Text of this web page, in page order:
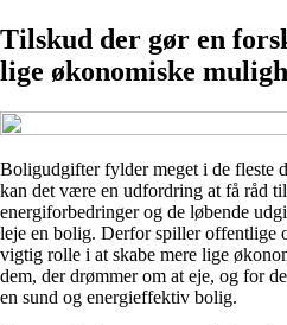
Tilskud der gør en
lige økonomiske
Boligudgifter fylder meget i de fleste
kan det være en udfordring at få råd
energiforbedringer og de løbende
leje en bolig. Derfor spiller offentlige
vigtig rolle i at skabe mere lige
dem, der drømmer om at eje, og for
en sund og energieffektiv bolig.